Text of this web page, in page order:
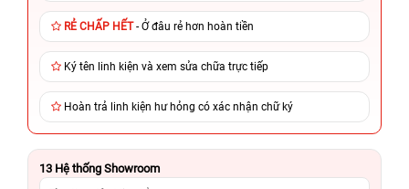
RẺ CHẤP HẾT- Ở đâu rẻ hơn hoàn tiền
Ký tên linh kiện và xem sửa chữa trực tiếp
Hoàn trả linh kiện hư hỏng có xác nhận chữ ký
13 Hệ thống Showroom